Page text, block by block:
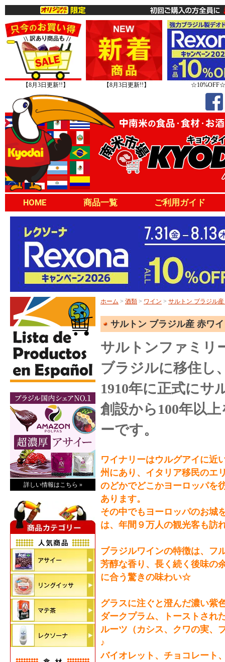
【8月3日更新!!】 【8月3日更新!!】 ☆10%OFF☆
HOME 商品一覧 ご利用ガイド
詳しい情報はこちら »
ホーム > 酒類 > ワイン > サルトン ブラジル
サルトン ブラジル産 赤
サルトンファミリ
ブラジルに移住し
1910年に正式にサ
創設から100年以
ーです。
ワイナリーはウルグアイに近
州にあり、イタリア移民のエ
のどかでどこかヨーロッパを
あります。
その中でもヨーロッパのお城
は、年間９万人の観光客も訪
ブラジルワインの特徴は、フ
芳醇な香り、長く続く後味の
に合う驚きの味わい☆
グラスに注ぐと澄んだ濃い紫
ダークプラム、トーストされ
ルーツ（カシス、クワの実、
♪
バイオレット、チョコレート